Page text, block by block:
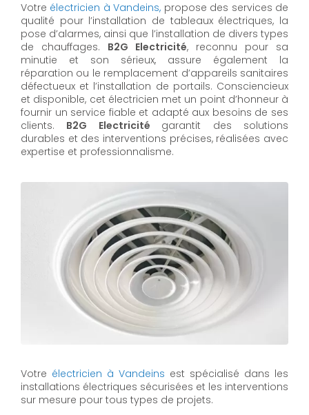
Votre électricien à Vandeins, propose des services de
qualité pour l’installation de tableaux électriques, la
pose d’alarmes, ainsi que l’installation de divers types
de chauffages. B2G Electricité, reconnu pour sa
minutie et son sérieux, assure également la
réparation ou le remplacement d’appareils sanitaires
défectueux et l’installation de portails. Consciencieux
et disponible, cet électricien met un point d’honneur à
fournir un service fiable et adapté aux besoins de ses
clients. B2G Electricité garantit des solutions
durables et des interventions précises, réalisées avec
expertise et professionnalisme.
Votre électricien à Vandeins est spécialisé dans les
installations électriques sécurisées et les interventions
sur mesure pour tous types de projets.